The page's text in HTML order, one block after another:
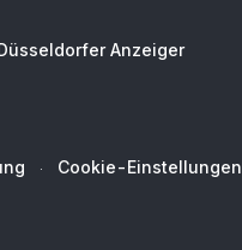
Anzeiger
Cookie-Einstellungen